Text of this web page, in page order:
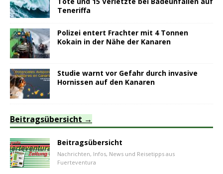
Teneriffa
Polizei entert Frachter mit 4 Tonnen
Kokain in der Nähe der Kanaren
Studie warnt vor Gefahr durch invasive
Hornissen auf den Kanaren
Beitragsübersicht
Beitragsübersicht
Nachrichten, Infos, News und Reisetipps aus
Fuerteventura